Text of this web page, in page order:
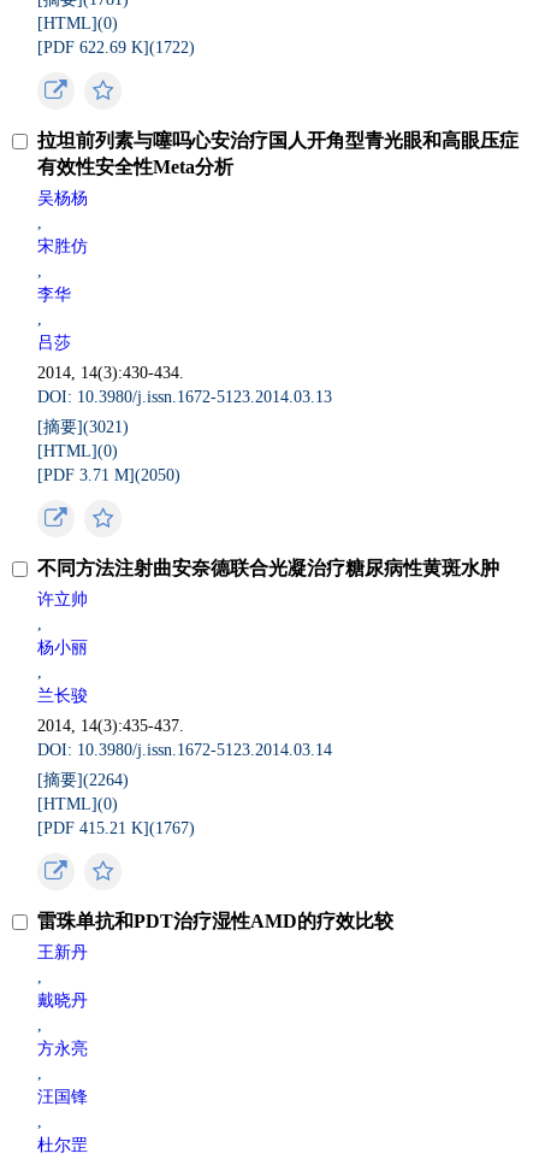
[HTML](0)
[PDF 622.69 K](1722)
拉坦前列素与噻吗心安治疗国人开角型青光眼和高眼压症
有效性安全性Meta分析
吴杨杨
,
宋胜仿
,
李华
,
吕莎
2014, 14(3):430-434.
DOI: 10.3980/j.issn.1672-5123.2014.03.13
[摘要](3021)
[HTML](0)
[PDF 3.71 M](2050)
不同方法注射曲安奈德联合光凝治疗糖尿病性黄斑水肿
许立帅
,
杨小丽
,
兰长骏
2014, 14(3):435-437.
DOI: 10.3980/j.issn.1672-5123.2014.03.14
[摘要](2264)
[HTML](0)
[PDF 415.21 K](1767)
雷珠单抗和PDT治疗湿性AMD的疗效比较
王新丹
,
戴晓丹
,
方永亮
,
汪国锋
,
杜尔罡